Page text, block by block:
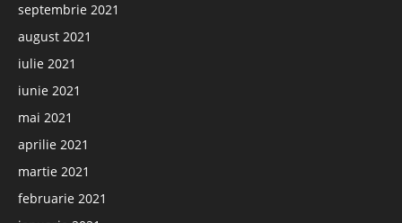
septembrie 2021
august 2021
iulie 2021
iunie 2021
mai 2021
aprilie 2021
martie 2021
februarie 2021